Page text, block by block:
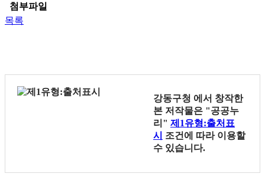
첨부파일
목록
강동구청 에서 창작한
본 저작물은 "공공누
리" 제1유형:출처표
시
조건에 따라 이용할
수 있습니다.